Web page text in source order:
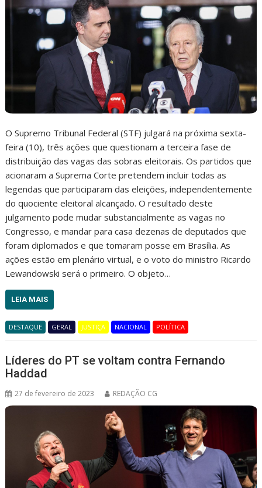
O Supremo Tribunal Federal (STF) julgará na próxima sexta-
feira (10), três ações que questionam a terceira fase de
distribuição das vagas das sobras eleitorais. Os partidos que
acionaram a Suprema Corte pretendem incluir todas as
legendas que participaram das eleições, independentemente
do quociente eleitoral alcançado. O resultado deste
julgamento pode mudar substancialmente as vagas no
Congresso, e mandar para casa dezenas de deputados que
foram diplomados e que tomaram posse em Brasília. As
ações estão em plenário virtual, e o voto do ministro Ricardo
Lewandowski será o primeiro. O objeto…
LEIA MAIS
DESTAQUE GERAL JUSTIÇA NACIONAL POLÍTICA
Líderes do PT se voltam contra Fernando
Haddad
27 de fevereiro de 2023 REDAÇÃO CG